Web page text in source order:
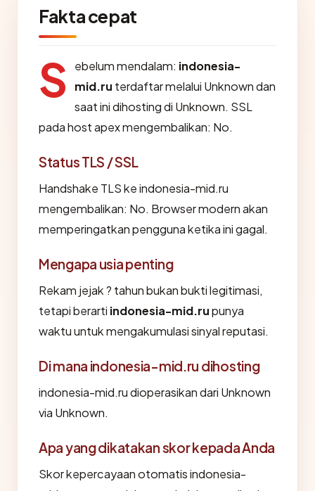
Fakta cepat
S ebelum mendalam: indonesia-
mid.ru terdaftar melalui Unknown dan
saat ini dihosting di Unknown. SSL
pada host apex mengembalikan: No.
Status TLS / SSL
Handshake TLS ke indonesia-mid.ru
mengembalikan: No. Browser modern akan
memperingatkan pengguna ketika ini gagal.
Mengapa usia penting
Rekam jejak ? tahun bukan bukti legitimasi,
tetapi berarti indonesia-mid.rupunya
waktu untuk mengakumulasi sinyal reputasi.
Di mana indonesia-mid.ru dihosting
indonesia-mid.ru dioperasikan dari Unknown
via Unknown.
Apa yang dikatakan skor kepada Anda
Skor kepercayaan otomatis indonesia-